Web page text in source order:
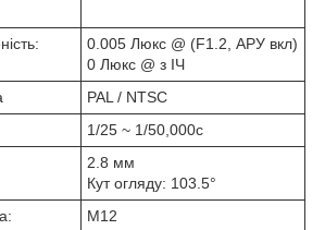
0.005 Люкс @ (F1.2, АРУ вкл)
0 Люкс @ з ІЧ
PAL / NTSC
1/25 ~ 1/50,000с
2.8 мм
Кут огляду: 103.5°
M12